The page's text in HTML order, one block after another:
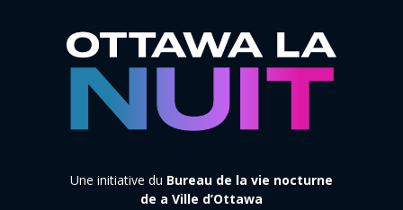
Une initiative du Bureau de la vie nocturne
de a Ville d’Ottawa